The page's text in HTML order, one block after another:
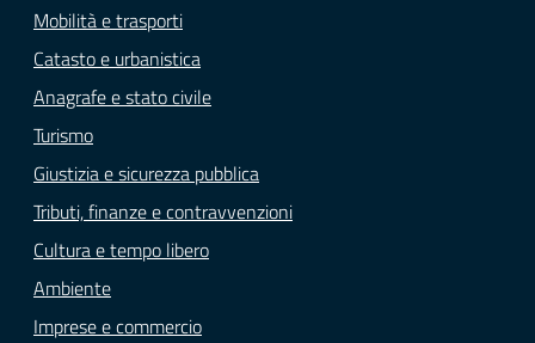
Mobilità e trasporti
Catasto e urbanistica
Anagrafe e stato civile
Turismo
Giustizia e sicurezza pubblica
Tributi, finanze e contravvenzioni
Cultura e tempo libero
Ambiente
Imprese e commercio